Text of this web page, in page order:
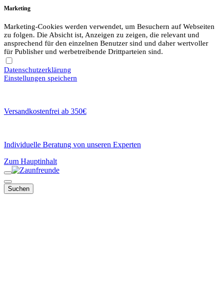
Marketing
Marketing-Cookies werden verwendet, um Besuchern auf Webseiten
zu folgen. Die Absicht ist, Anzeigen zu zeigen, die relevant und
ansprechend für den einzelnen Benutzer sind und daher wertvoller
für Publisher und werbetreibende Drittparteien sind.
Datenschutzerklärung
Einstellungen speichern
Versandkostenfrei ab 350€
Individuelle Beratung von unseren Experten
Zum Hauptinhalt
Suchen